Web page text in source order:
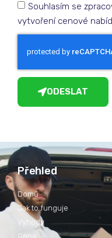
Souhlasím se
vytvoření cenové
ODESLAT
Přehled
Domů
Jak to funguje
Výhody
Cena